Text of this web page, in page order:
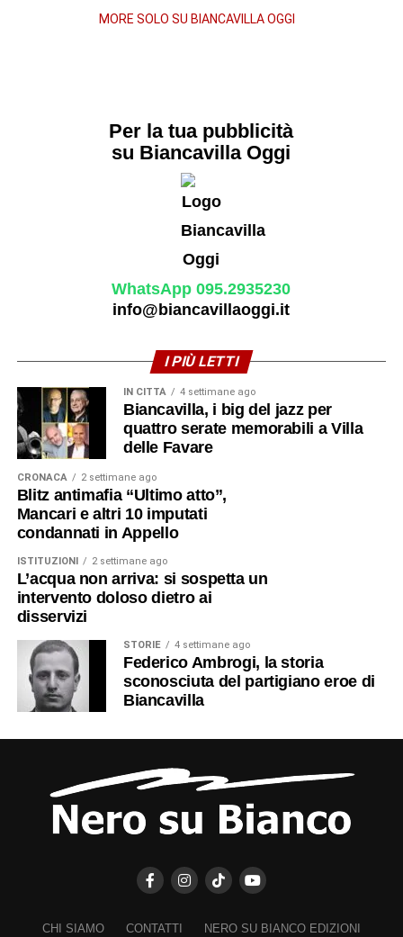
MORE SOLO SU BIANCAVILLA OGGI
Per la tua pubblicità
su Biancavilla Oggi
WhatsApp 095.2935230
info@biancavillaoggi.it
I PIÙ LETTI
IN CITTÀ 4 settimane ago
Biancavilla, i big del jazz per
quattro serate memorabili a Villa
delle Favare
CRONACA 2 settimane ago
Blitz antimafia “Ultimo atto”,
Mancari e altri 10 imputati
condannati in Appello
ISTITUZIONI 2 settimane ago
L’acqua non arriva: si sospetta un
intervento doloso dietro ai
disservizi
STORIE 4 settimane ago
Federico Ambrogi, la storia
sconosciuta del partigiano eroe di
Biancavilla
CHI SIAMO CONTATTI NERO SU BIANCO EDIZIONI